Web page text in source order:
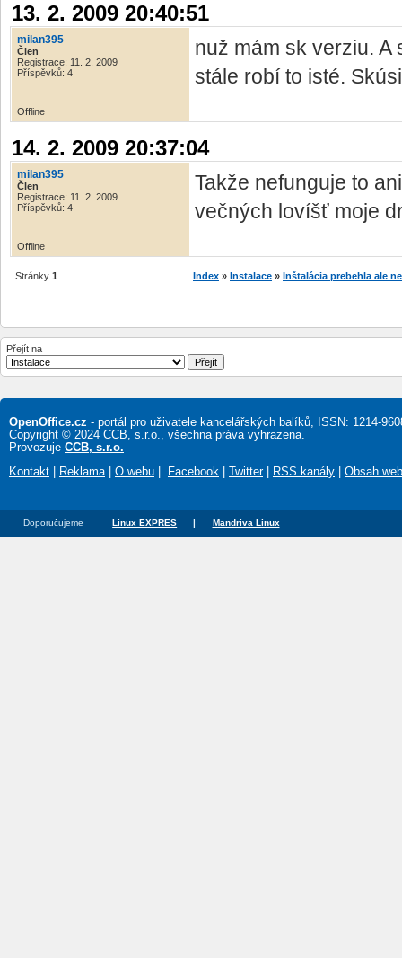
13. 2. 2009 20:40:51
milan395
Člen
Registrace: 11. 2. 2009
Příspěvků: 4
nuž mám sk verziu.
stále robí to isté.
Offline
14. 2. 2009 20:37:04
milan395
Člen
Registrace: 11. 2. 2009
Příspěvků: 4
Takže nefunguje to
večných lovíšť moje
Offline
Stránky 1 Index » Instalace » Inštalácia prebehla ale
Přejít na
OpenOffice.cz - portál pro uživatele kancelářských balíků, ISSN: 1214-
Copyright © 2024 CCB, s.r.o., všechna práva vyhrazena.
Provozuje CCB, s.r.o.
Kontakt
Reklama| O webu Facebook Twitter| RSS kanály Obsah
Doporučujeme Linux EXPRES | Mandriva Linux